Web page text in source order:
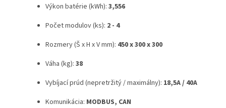
Výkon batérie (kWh): 3,556
Počet modulov (ks): 2 - 4
Rozmery (Š x H x V mm): 450 x 300 x 300
Váha (kg): 38
Vybíjací prúd (nepretržitý / maximálny): 18,5A / 40A
Komunikácia: MODBUS, CAN